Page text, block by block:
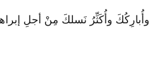
وأُكَثِّرُ نَسلكَ مِنْ أجلِ إبراهيمَ